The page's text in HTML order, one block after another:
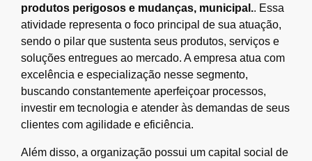
produtos perigosos e mudanças, municipal.. Essa
atividade representa o foco principal de sua atuação,
sendo o pilar que sustenta seus produtos, serviços e
soluções entregues ao mercado. A empresa atua com
excelência e especialização nesse segmento,
buscando constantemente aperfeiçoar processos,
investir em tecnologia e atender às demandas de seus
clientes com agilidade e eficiência.
Além disso, a organização possui um capital social de